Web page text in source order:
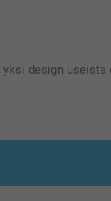
design useista